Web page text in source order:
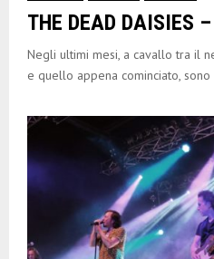
THE DEAD DAISIES
Negli ultimi mesi, a cavallo tra il
e quello appena cominciato,